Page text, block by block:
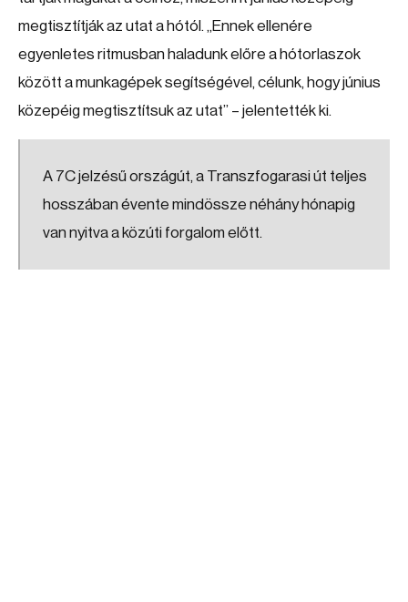
megtisztítják az utat a hótól. „Ennek ellenére
egyenletes ritmusban haladunk előre a hótorlaszok
között a munkagépek segítségével, célunk, hogy június
közepéig megtisztítsuk az utat” – jelentették ki.
A 7C jelzésű országút, a Transzfogarasi út teljes
hosszában évente mindössze néhány hónapig
van nyitva a közúti forgalom előtt.